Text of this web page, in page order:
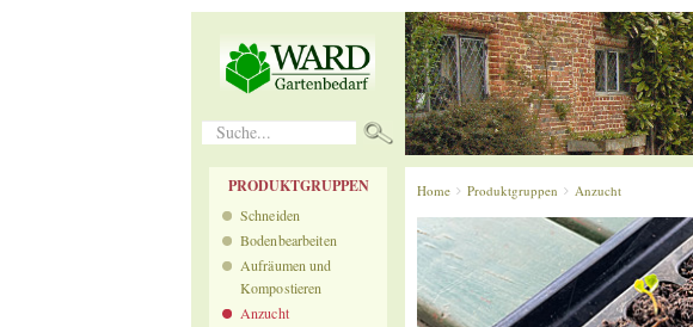
Suche...
PRODUKTGRUPPEN
Schneiden
Bodenbearbeiten
Aufräumen und
Kompostieren
Anzucht
Home Produktgruppen Anzucht